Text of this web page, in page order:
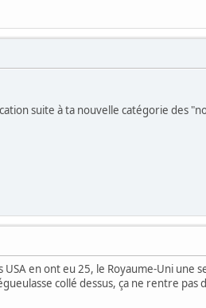
suite à ta nouvelle catégorie des
en ont eu 25, le Royaume-Uni une
collé dessus, ça ne rentre